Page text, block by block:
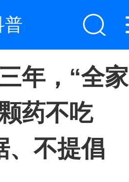
普
年，“全家
药不吃
、不提倡